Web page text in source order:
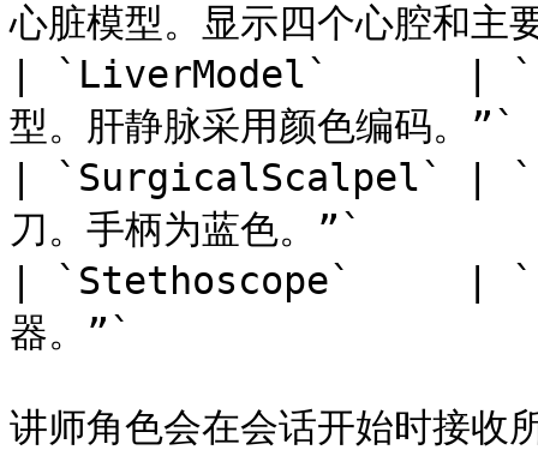
心脏模型。显示四个心腔和
| `LiverModel`      | `“安
型。肝静脉采用颜色编码
| `SurgicalScalpel` | `“放
刀。手柄为蓝色。”`
| `Stethoscope`     | `“挂
器。”`
讲师角色会在会话开始时接收